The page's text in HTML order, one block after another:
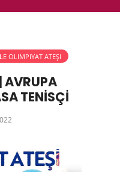
OLIMPIYAT ATEŞI
AVRUPA
TENİSÇİ